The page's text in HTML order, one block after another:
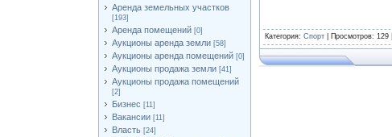
Аренда земельных участков
[193]
Аренда помещений [0]
Аукционы аренда земли [58]
Аукционы аренда помещений [0]
Аукционы продажа земли [41]
Аукционы продажа помещений
[2]
Бизнес [11]
Вакансии [11]
Власть [24]
Категория: Спорт Просмотров: 129 |